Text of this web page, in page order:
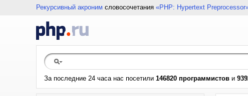
Рекурсивный акроним словосочетания «PHP: Hypertext
За последние 24 часа нас посетили 146820 программистов и